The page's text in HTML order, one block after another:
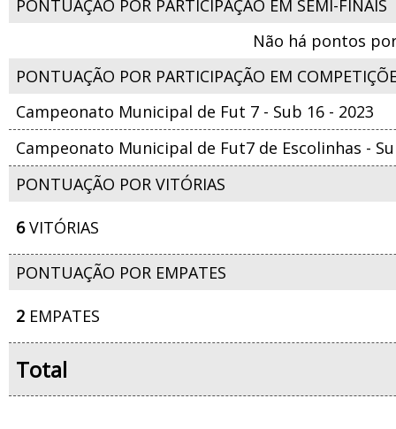
PONTUAÇÃO POR PARTICIPAÇÃO EM SEMI-FINAIS
Não há pontos
PONTUAÇÃO POR PARTICIPAÇÃO EM
Campeonato Municipal de Fut 7 - Sub 16 - 2023
Campeonato Municipal de Fut7 de Escolinhas -
PONTUAÇÃO POR VITÓRIAS
6VITÓRIAS
PONTUAÇÃO POR EMPATES
2 EMPATES
Total